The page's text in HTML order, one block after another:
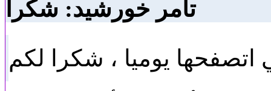
تامر خورشيد: شكرا
اتصفحها يوميا ، شكرا لكم